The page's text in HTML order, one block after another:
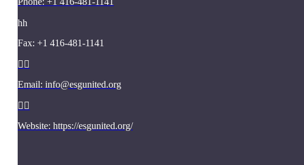
hh
Fax: +1 416-481-1141
 
Email: info@esgunited.org
 
Website: https://esgunited.org/